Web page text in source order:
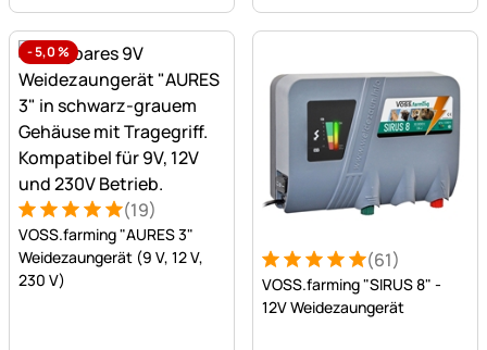
-5,0%
Bewertung: 5 von 5 (19 Bewertungen)
19 Bewertungen
(19)
VOSS.farming "AURES 3"
Weidezaungerät (9 V, 12 V,
230 V)
Bewertung: 5 von 5 (61
61 Bewertungen
(61)
VOSS.farming "SIRUS 8" -
12V Weidezaungerät